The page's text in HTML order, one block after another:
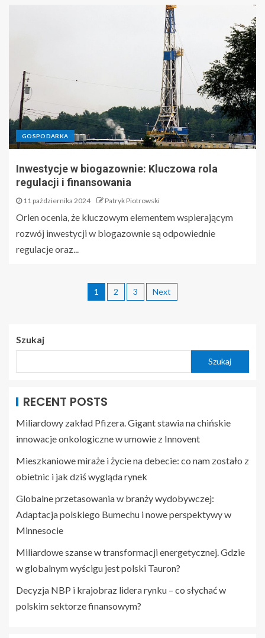
GOSPODARKA
Inwestycje w biogazownie: Kluczowa rola
regulacji i finansowania
11 października 2024 Patryk Piotrowski
Orlen ocenia, że kluczowym elementem wspierającym
rozwój inwestycji w biogazownie są odpowiednie
regulacje oraz...
1 2 3 Next
Szukaj
Szukaj
RECENT POSTS
Miliardowy zakład Pfizera. Gigant stawia na chińskie
innowacje onkologiczne w umowie z Innovent
Mieszkaniowe miraże i życie na debecie: co nam zostało z
obietnic i jak dziś wygląda rynek
Globalne przetasowania w branży wydobywczej:
Adaptacja polskiego Bumechu i nowe perspektywy w
Minnesocie
Miliardowe szanse w transformacji energetycznej. Gdzie
w globalnym wyścigu jest polski Tauron?
Decyzja NBP i krajobraz lidera rynku – co słychać w
polskim sektorze finansowym?